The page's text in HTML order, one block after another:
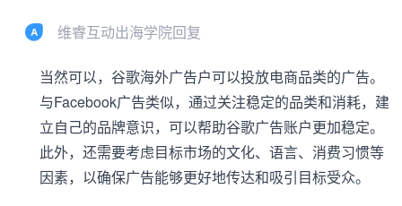
维睿互动出海学院回复
当然可以，谷歌海外广告户可以投放电商品类的广告。
与Facebook广告类似，通过关注稳定的品类和消耗，建
立自己的品牌意识，可以帮助谷歌广告账户更加稳定。
此外，还需要考虑目标市场的文化、语言、消费习惯等
因素，以确保广告能够更好地传达和吸引目标受众。